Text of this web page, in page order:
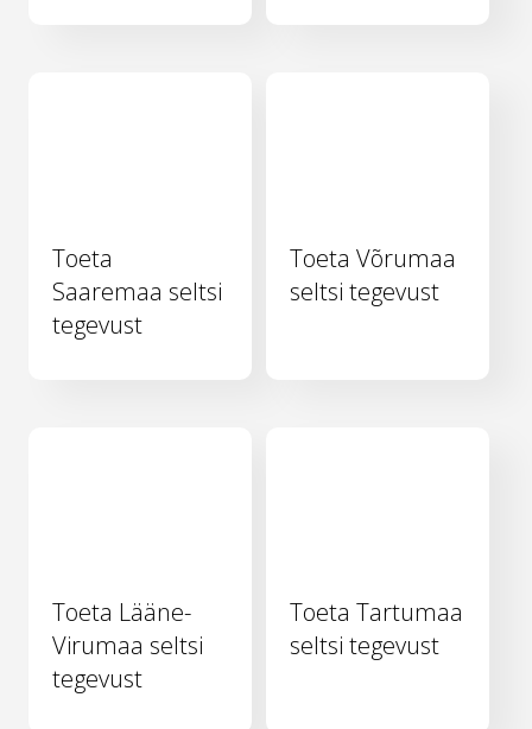
Toeta
Saaremaa seltsi
tegevust
Toeta Võrumaa
seltsi tegevust
Toeta Lääne-
Virumaa seltsi
tegevust
Toeta Tartumaa
seltsi tegevust